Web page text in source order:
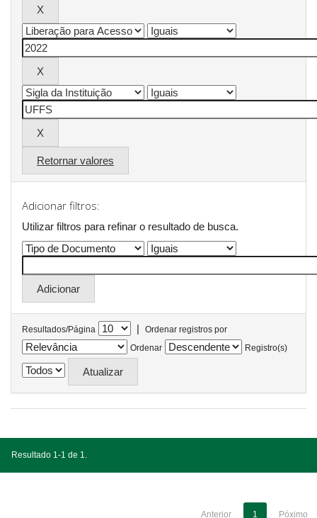
Retornar valores
Adicionar filtros:
Utilizar filtros para refinar o resultado de busca.
Resultados/Página |
Ordenar registros por
Ordenar
Registro(s)
Resultado 1-1 de 1.
Anterior 1 Póximo